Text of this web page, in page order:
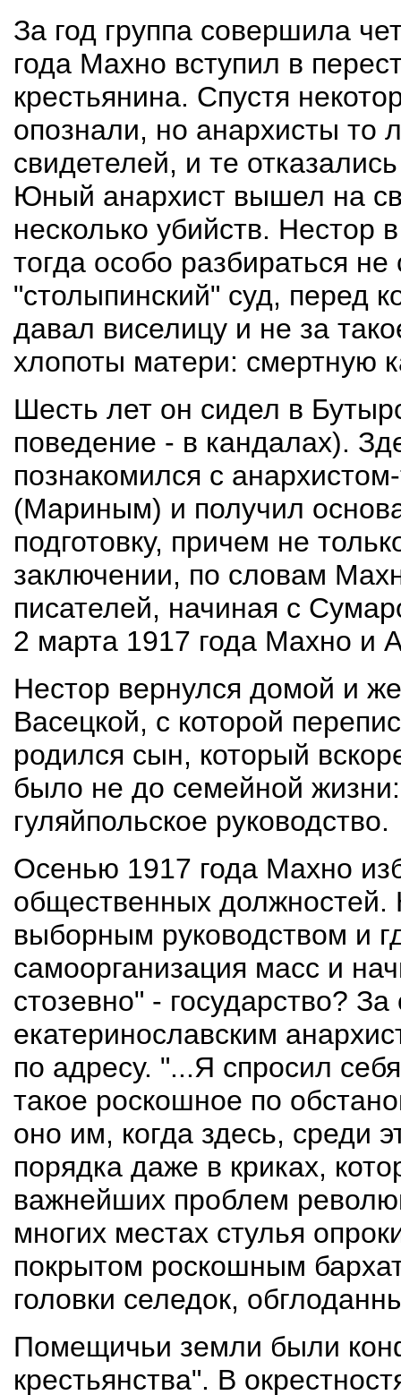
За год группа совершила
года Махно вступил в
крестьянина. Спустя
опознали, но анархисты то
свидетелей, и те
Юный анархист вышел на
несколько убийств. Нестор
тогда особо разбираться
"столыпинский" суд, перед
давал виселицу и не за
хлопоты матери: смертную
Шесть лет он сидел в
поведение - в кандалах).
познакомился с
(Мариным) и получил
подготовку, причем не
заключении, по словам
писателей, начиная с
2 марта 1917 года Махно и
Нестор вернулся домой и
Васецкой, с которой
родился сын, который
было не до семейной
гуляйпольское руководство.
Осенью 1917 года Махно
общественных должностей.
выборным руководством и
самоорганизация масс и
стозевно" - государство?
екатеринославским
по адресу. "...Я спросил
такое роскошное по
оно им, когда здесь, среди
порядка даже в криках,
важнейших проблем
многих местах стулья
покрытом роскошным
головки селедок,
Помещичьи земли были
крестьянства". В